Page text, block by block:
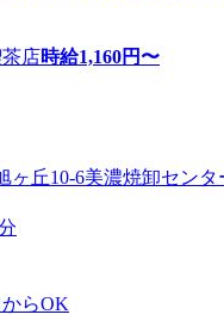
店時給1,160円〜
ヶ丘10-6美濃焼卸セン
らOK